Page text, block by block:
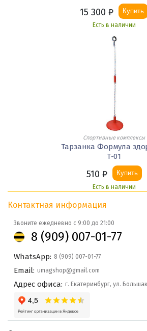
15 300 ₽ Купить
Есть в наличии
Спортивные комплексы
Тарзанка Формула
Т-01
510 ₽ Купить
Есть в наличии
Контактная информация
Звоните ежедневно с 9:00 до 21:00
8 (909) 007-01-77
WhatsApp: 8 (909) 007-01-77
Email: umagshop@gmail.com
Адрес офиса: г. Екатеринбург, ул.